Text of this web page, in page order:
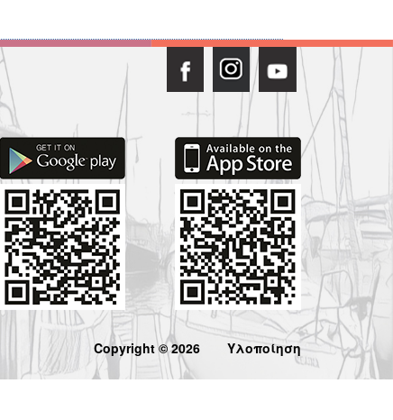
Copyright © 2026 Υλοποίηση